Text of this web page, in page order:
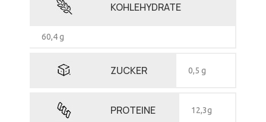
KOHLEHYDRATE
60,4 g
ZUCKER 0,5 g
PROTEINE 12,3g